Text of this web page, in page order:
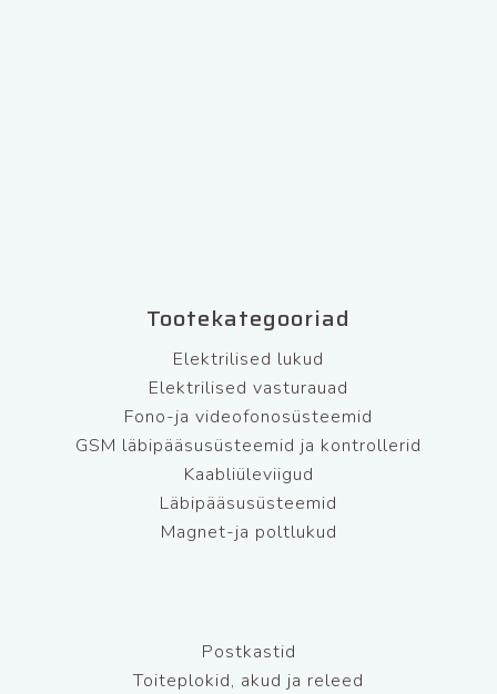
Tootekategooriad
Elektrilised lukud
Elektrilised vasturauad
Fono-ja videofonosüsteemid
GSM läbipääsusüsteemid ja kontrollerid
Kaabliüleviigud
Läbipääsusüsteemid
Magnet-ja poltlukud
Postkastid
Toiteplokid, akud ja releed